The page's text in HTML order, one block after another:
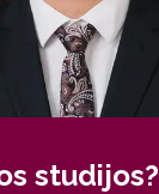
studijos?